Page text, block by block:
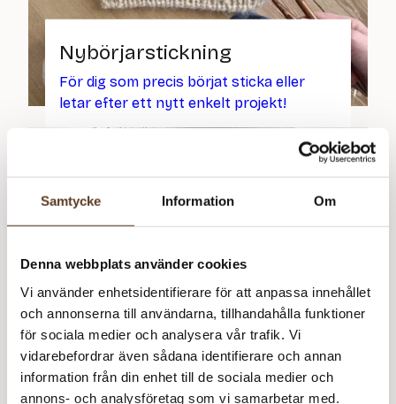
Samtycke Information Om
Denna webbplats använder cookies
Vi använder enhetsidentifierare för att anpassa innehållet
och annonserna till användarna, tillhandahålla funktioner
för sociala medier och analysera vår trafik. Vi
vidarebefordrar även sådana identifierare och annan
information från din enhet till de sociala medier och
annons- och analysföretag som vi samarbetar med.
Nybörjarstickning
För dig som precis börjat sticka eller
letar efter ett nytt enkelt projekt!